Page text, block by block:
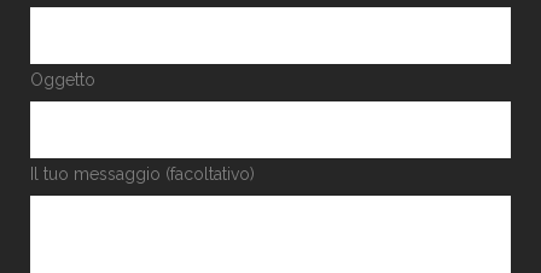
Oggetto
Il tuo messaggio (facoltativo)